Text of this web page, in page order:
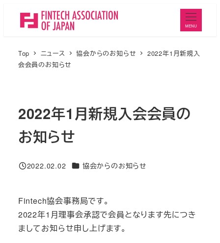
MENU
Top ニュース 協会からのお知らせ
2022年1月新規入
会会員のお知らせ
2022年1月新規入会会員の
お知らせ
投稿日
2022.02.02 ニュースカテゴリ
協会からのお知らせ
Fintech協会事務局です。
2022年1月理事会承認で会員となります先につき
ましてお知らせ申し上げます。